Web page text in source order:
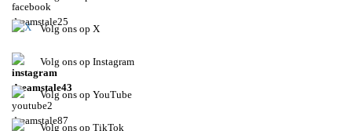
Volg ons op X
Volg ons op Instagram
Volgons op YouTube
Volg ons op TikTok